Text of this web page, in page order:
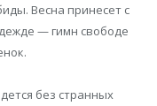
Весна принесет с
— гимн свободе
без странных